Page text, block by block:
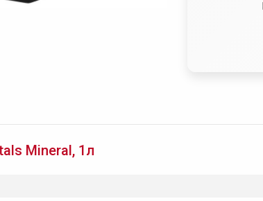
Mineral, 1л